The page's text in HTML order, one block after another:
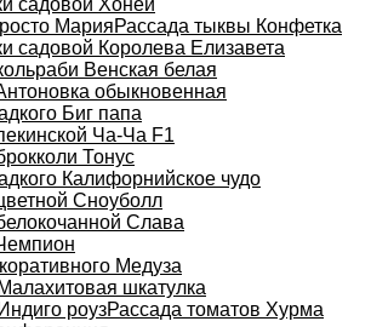
садовой Хоней
МарияРассада тыквы Конфетка
садовой Королева Елизавета
Венская белая
обыкновенная
Биг папа
Ча-Ча F1
Тонус
Калифорнийское чудо
Сноуболл
Слава
Медуза
шкатулка
роузРассада томатов Хурма